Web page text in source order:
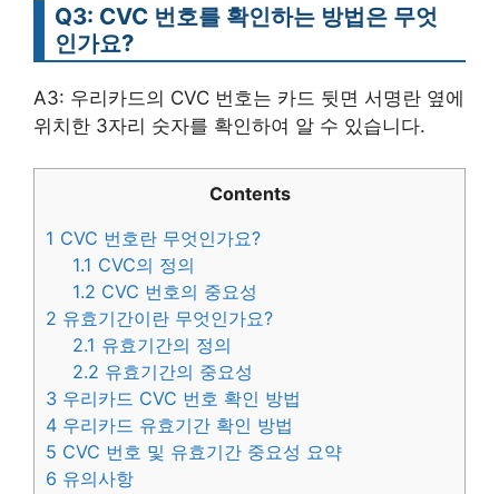
Q3: CVC 번호를 확인하는 방법은 무엇
인가요?
A3: 우리카드의 CVC 번호는 카드 뒷면 서명란 옆에
위치한 3자리 숫자를 확인하여 알 수 있습니다.
Contents
1 CVC 번호란 무엇인가요?
1.1 CVC의 정의
1.2 CVC 번호의 중요성
2 유효기간이란 무엇인가요?
2.1 유효기간의 정의
2.2 유효기간의 중요성
3 우리카드 CVC 번호 확인 방법
4 우리카드 유효기간 확인 방법
5 CVC 번호 및 유효기간 중요성 요약
6 유의사항